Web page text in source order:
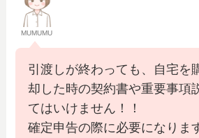
MUMUMU
引渡しが終わっても、自宅を
却した時の契約書や重要事項
てはいけません！！
確定申告の際に必要になりま